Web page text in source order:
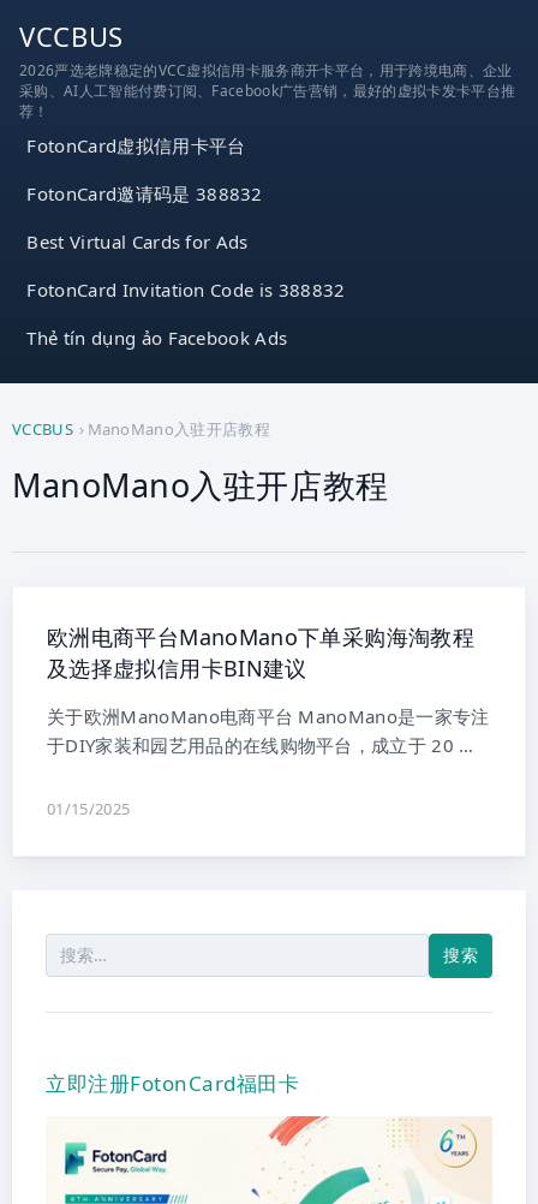
VCCBUS
2026严选老牌稳定的VCC虚拟信用卡服务商开卡平台，用于跨境电商、企业
采购、AI人工智能付费订阅、Facebook广告营销，最好的虚拟卡发卡平台推
荐！
FotonCard虚拟信用卡平台
FotonCard邀请码是 388832
Best Virtual Cards for Ads
FotonCard Invitation Code is 388832
Thẻ tín dụng ảo Facebook Ads
VCCBUS › ManoMano入驻开店教程
ManoMano入驻开店教程
欧洲电商平台ManoMano下单采购海淘教程
及选择虚拟信用卡BIN建议
关于欧洲ManoMano电商平台 ManoMano是一家专注
于DIY家装和园艺用品的在线购物平台，成立于 20 …
01/15/2025
索：
立即注册FotonCard福田卡